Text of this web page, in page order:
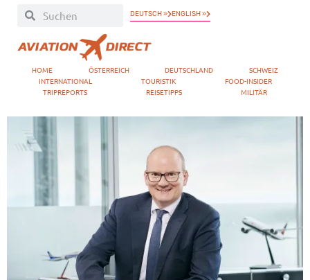
DEUTSCH » ENGLISH »
HOME ÖSTERREICH DEUTSCHLAND
SCHWEIZ
INTERNATIONAL
TOURISTIK
FOOD-INSIDER
TRIPREPORTS
REISETIPPS MILITÄR